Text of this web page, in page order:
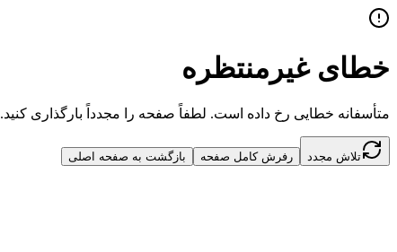
خطای غیرمنتظره
متأسفانه خطایی رخ داده است. لطفاً صفحه را مجدداً بارگذاری کنید.
تلاش مجدد رفرش کامل صفحه بازگشت به صفحه اصلی